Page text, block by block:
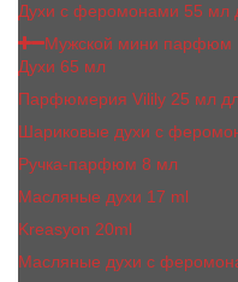
Духи с феромонами 55 мл
Мужской мини парфюм
Духи 65 мл
Парфюмерия Vilily 25 мл
Шариковые духи с
Ручка-парфюм 8 мл
Масляные духи 17 ml
Kreasyon 20ml
Масляные духи c